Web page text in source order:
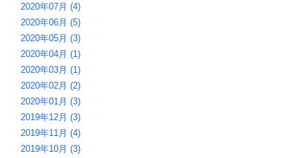
2020年07月 (4)
2020年06月 (5)
2020年05月 (3)
2020年04月 (1)
2020年03月 (1)
2020年02月 (2)
2020年01月 (3)
2019年12月 (3)
2019年11月 (4)
2019年10月 (3)